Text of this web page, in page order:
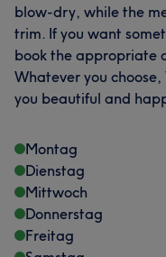
blow-dry, while the
trim. If you want
book the appropriate
Whatever you
you beautiful and
Montag
Dienstag
Mittwoch
Donnerstag
Freitag